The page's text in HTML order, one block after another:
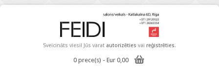
Sveicināts viesi! Jūs varat autorizēties vai reģistrēties.
0 prece(s) - Eur 0,00